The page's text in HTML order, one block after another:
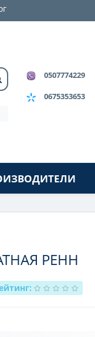
0507774229
0675353653
РЕНН